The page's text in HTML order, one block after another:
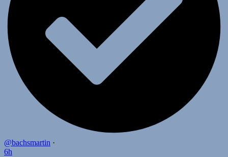
@bachsmartin ·
6h